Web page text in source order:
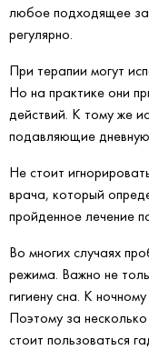
любое подходящее
регулярно.
При терапии могут
Но на практике они
действий. К тому же
подавляющие дневную
Не стоит
врача, который
пройденное лечение
Во многих случаях
режима. Важно не
гигиену сна. К
Поэтому за
стоит пользоваться